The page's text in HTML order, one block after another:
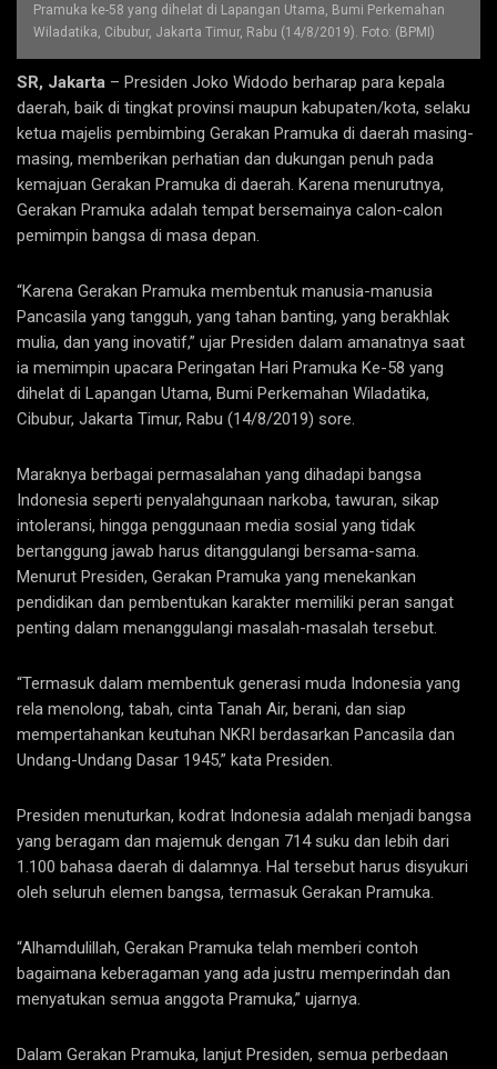
Pramuka ke-58 yang dihelat di Lapangan Utama, Bumi Perkemahan
Wiladatika, Cibubur, Jakarta Timur, Rabu (14/8/2019). Foto: (BPMI)
SR, Jakarta – Presiden Joko Widodo berharap para kepala
daerah, baik di tingkat provinsi maupun kabupaten/kota, selaku
ketua majelis pembimbing Gerakan Pramuka di daerah masing-
masing, memberikan perhatian dan dukungan penuh pada
kemajuan Gerakan Pramuka di daerah. Karena menurutnya,
Gerakan Pramuka adalah tempat bersemainya calon-calon
pemimpin bangsa di masa depan.
“Karena Gerakan Pramuka membentuk manusia-manusia
Pancasila yang tangguh, yang tahan banting, yang berakhlak
mulia, dan yang inovatif,” ujar Presiden dalam amanatnya saat
ia memimpin upacara Peringatan Hari Pramuka Ke-58 yang
dihelat di Lapangan Utama, Bumi Perkemahan Wiladatika,
Cibubur, Jakarta Timur, Rabu (14/8/2019) sore.
Maraknya berbagai permasalahan yang dihadapi bangsa
Indonesia seperti penyalahgunaan narkoba, tawuran, sikap
intoleransi, hingga penggunaan media sosial yang tidak
bertanggung jawab harus ditanggulangi bersama-sama.
Menurut Presiden, Gerakan Pramuka yang menekankan
pendidikan dan pembentukan karakter memiliki peran sangat
penting dalam menanggulangi masalah-masalah tersebut.
“Termasuk dalam membentuk generasi muda Indonesia yang
rela menolong, tabah, cinta Tanah Air, berani, dan siap
mempertahankan keutuhan NKRI berdasarkan Pancasila dan
Undang-Undang Dasar 1945,” kata Presiden.
Presiden menuturkan, kodrat Indonesia adalah menjadi bangsa
yang beragam dan majemuk dengan 714 suku dan lebih dari
1.100 bahasa daerah di dalamnya. Hal tersebut harus disyukuri
oleh seluruh elemen bangsa, termasuk Gerakan Pramuka.
“Alhamdulillah, Gerakan Pramuka telah memberi contoh
bagaimana keberagaman yang ada justru memperindah dan
menyatukan semua anggota Pramuka,” ujarnya.
Dalam Gerakan Pramuka, lanjut Presiden, semua perbedaan